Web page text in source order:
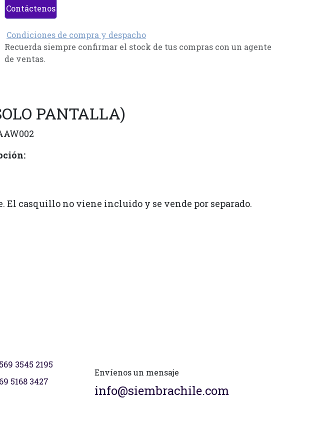
Contáctenos
Condiciones de compra y despacho
Recuerda siempre confirmar el stock de tus compras con un agente
de ventas.
PANTALLA)
casquillo no viene incluido y se vende por separado.
3545 2195
5168 3427
Envíenos un mensaje
info@siembrachile.com